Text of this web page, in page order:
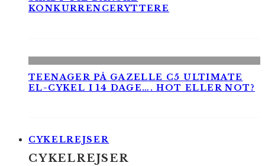
KONKURRENCERYTTERE
TEENAGER PÅ GAZELLE C5 ULTIMATE
EL-CYKEL I 14 DAGE…. HOT ELLER NOT?
CYKELREJSER
CYKELREJSER